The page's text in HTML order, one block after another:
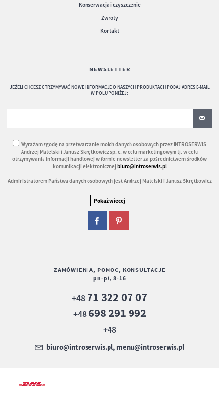
Konserwacja i czyszczenie
Zwroty
Kontakt
NEWSLETTER
JEŻELI CHCESZ OTRZYMYWAĆ NOWE INFORMACJE O NASZYCH PRODUKTACH PODAJ ADRES E-MAIL
W POLU PONIŻEJ:
Wyrażam zgodę na przetwarzanie moich danych osobowych przez INTROSERWIS
Andrzej Matelski i Janusz Skrętkowicz sp. c. w celu marketingowym tj. w celu
otrzymywania informacji handlowej w formie newsletter za pośrednictwem środków
komunikacji elektronicznej biuro@introserwis.pl
Administratorem Państwa danych osobowych jest Andrzej Matelski i Janusz Skrętkowicz
ZAMÓWIENIA, POMOC, KONSULTACJE
pn-pt, 8-16
+48 71 322 07 07
+48 698 291 992
+48
biuro@introserwis.pl, menu@introserwis.pl